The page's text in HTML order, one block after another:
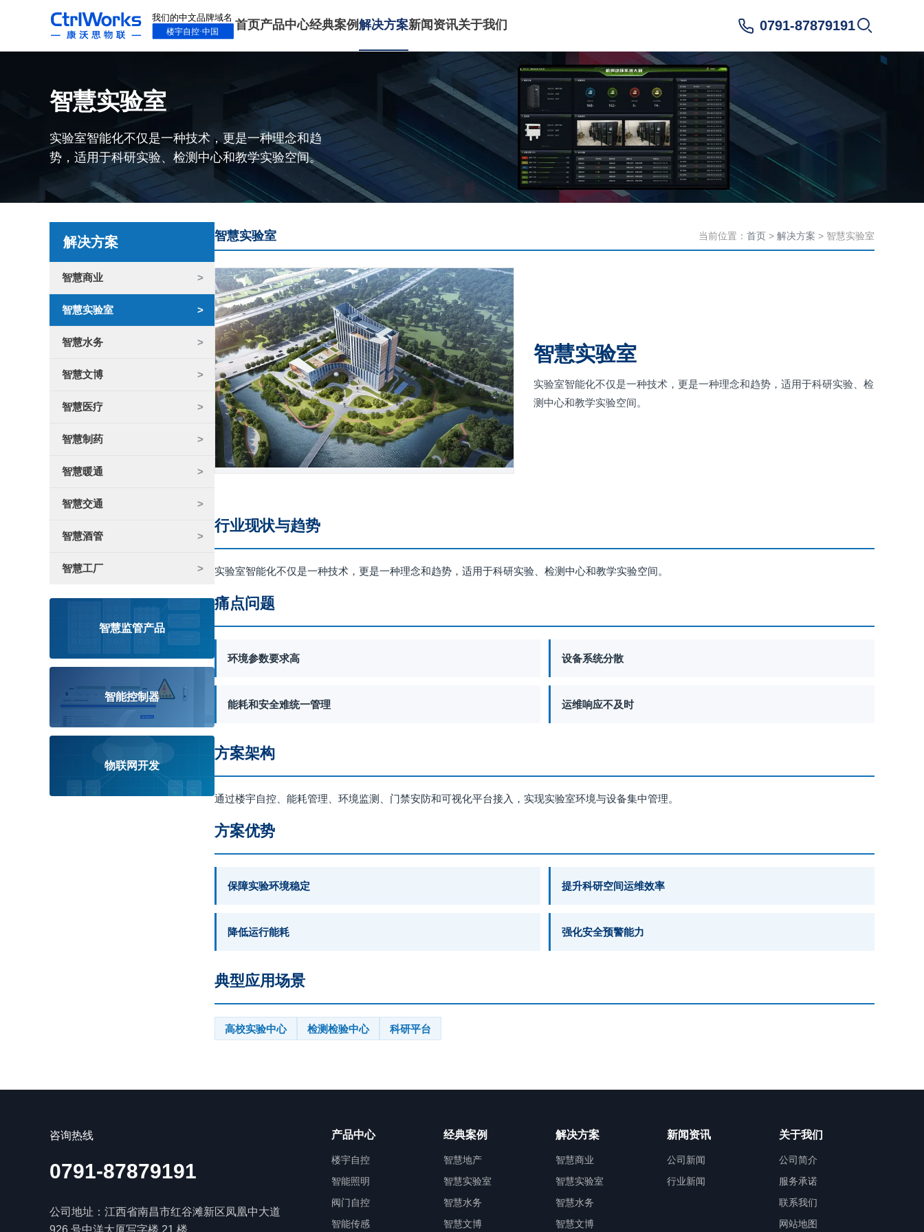
首页产品中心经典案例解决方案新闻资讯关于我们 0791-87879191
智慧实验室
实验室智能化不仅是一种技术，更是一种理念和趋
势，适用于科研实验、检测中心和教学实验空间。
解决方案
智慧商业
智慧实验室
智慧水务
智慧文博
智慧医疗
智慧制药
智慧暖通
智慧交通
智慧酒管
智慧工厂
智慧监管产品
智能控制器
物联网开发
智慧实验室 当前位置： 首页 > 解决方案 > 智慧实验室
智慧实验室
实验室智能化不仅是一种技术，更是一种理念和趋势，适用于科研实验、检
测中心和教学实验空间。
行业现状与趋势
实验室智能化不仅是一种技术，更是一种理念和趋势，适用于科研实验、检测中心和教学实验空间。
痛点问题
环境参数要求高 设备系统分散
能耗和安全难统一管理 运维响应不及时
方案架构
通过楼宇自控、能耗管理、环境监测、门禁安防和可视化平台接入，实现实验室环境与设备集中管理。
方案优势
保障实验环境稳定 提升科研空间运维效率
降低运行能耗 强化安全预警能力
典型应用场景
高校实验中心 检测检验中心 科研平台
咨询热线
0791-87879191
公司地址：江西省南昌市红谷滩新区凤凰中大道
926 号中洋大厦写字楼 21 楼
产品中心
楼宇自控
智能照明
阀门自控
智能传感
经典案例
智慧地产
智慧实验室
智慧水务
智慧文博
解决方案
智慧商业
智慧实验室
智慧水务
智慧文博
新闻资讯
公司新闻
行业新闻
关于我们
公司简介
服务承诺
联系我们
网站地图